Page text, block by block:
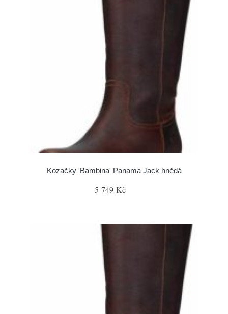
Kozačky 'Bambina' Panama Jack hnědá
5 749 Kč